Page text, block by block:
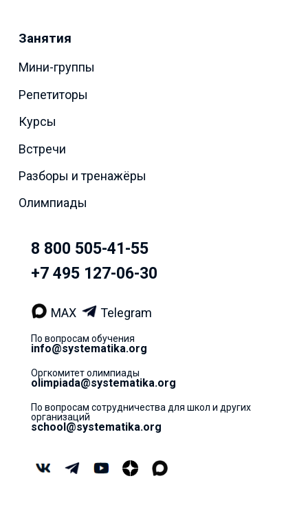
Занятия
Мини-группы
Репетиторы
Курсы
Встречи
Разборы и тренажёры
Олимпиады
8 800 505-41-55
+7 495 127-06-30
MAX Telegram
По вопросам обучения
info@systematika.org
Оргкомитет олимпиады
olimpiada@systematika.org
По вопросам сотрудничества для школ и других
организаций
school@systematika.org